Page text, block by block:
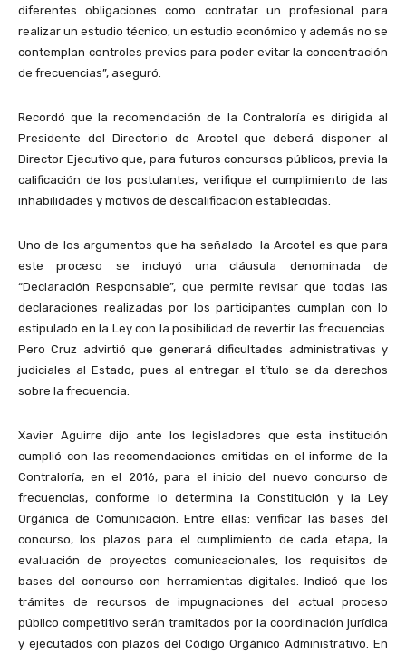
diferentes obligaciones como contratar un profesional para
realizar un estudio técnico, un estudio económico y además no se
contemplan controles previos para poder evitar la concentración
de frecuencias”, aseguró.
Recordó que la recomendación de la Contraloría es dirigida al
Presidente del Directorio de Arcotel que deberá disponer al
Director Ejecutivo que, para futuros concursos públicos, previa la
calificación de los postulantes, verifique el cumplimiento de las
inhabilidades y motivos de descalificación establecidas.
Uno de los argumentos que ha señalado la Arcotel es que para
este proceso se incluyó una cláusula denominada de
“Declaración Responsable”, que permite revisar que todas las
declaraciones realizadas por los participantes cumplan con lo
estipulado en la Ley con la posibilidad de revertir las frecuencias.
Pero Cruz advirtió que generará dificultades administrativas y
judiciales al Estado, pues al entregar el título se da derechos
sobre la frecuencia.
Xavier Aguirre dijo ante los legisladores que esta institución
cumplió con las recomendaciones emitidas en el informe de la
Contraloría, en el 2016, para el inicio del nuevo concurso de
frecuencias, conforme lo determina la Constitución y la Ley
Orgánica de Comunicación. Entre ellas: verificar las bases del
concurso, los plazos para el cumplimiento de cada etapa, la
evaluación de proyectos comunicacionales, los requisitos de
bases del concurso con herramientas digitales. Indicó que los
trámites de recursos de impugnaciones del actual proceso
público competitivo serán tramitados por la coordinación jurídica
y ejecutados con plazos del Código Orgánico Administrativo. En